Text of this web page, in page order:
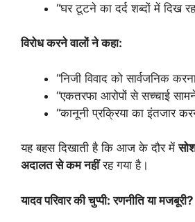
“घर टूटने का दर्द शब्दों में दिख
विरोधकरनेवालोंनेकहा:
“निजी विवाद को सार्वजनिक
“एकतरफा आरोपों से सच्चाई
“कानूनी प्रक्रिया का इंतजार
यह बहस दिखाती है कि आज के दौर में
अदालतसेकमनहींरह गया है।
यादवपरिवारकीचुप्पी:रणनीतियामजबूरी?